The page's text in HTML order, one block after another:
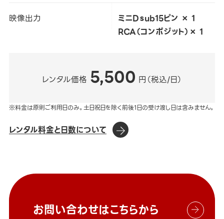
映像出力
ミニDｓub15ピン × 1
RCA（コンポジット）× 1
レンタル価格 5,500 円（税込/日）
※料金は原則ご利用日のみ。土日祝日を除く前後1日の受け渡し日は含みません。
レンタル料金と日数について
お問い合わせはこちらから